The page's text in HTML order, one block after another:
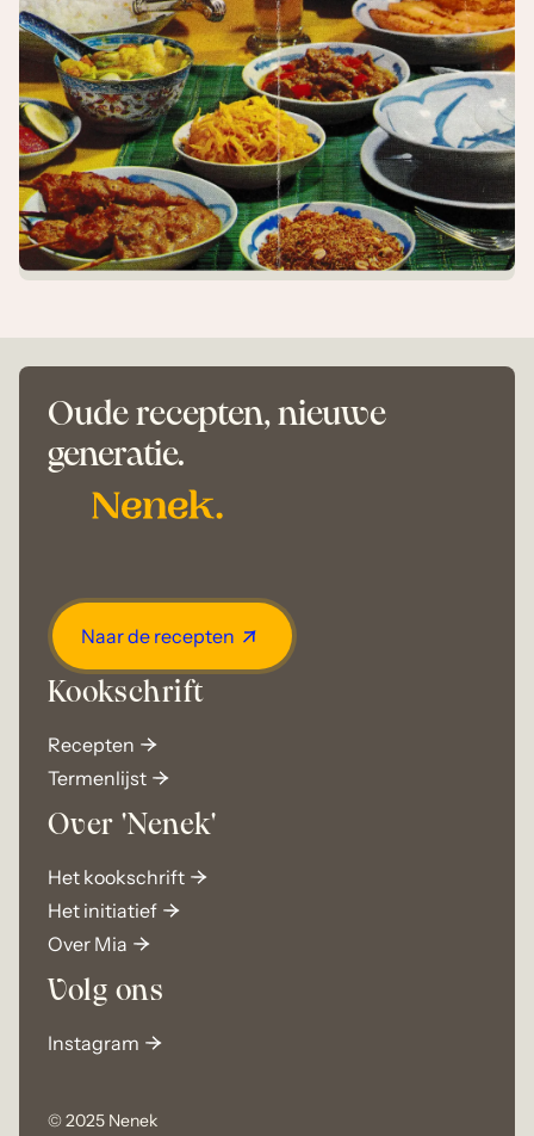
Oude recepten, nieuwe
generatie.
Naar de recepten
Kookschrift
Recepten
Termenlijst
Over 'Nenek'
Het kookschrift
Het initiatief
Over Mia
Volg ons
Instagram
© 2025 Nenek